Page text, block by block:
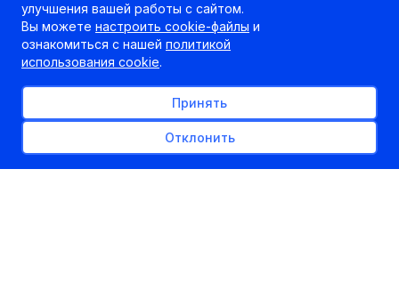
улучшения вашей работы с сайтом.
Вы можете настроить cookie-файлы и
ознакомиться с нашей политикой
использования cookie.
Принять
Отклонить